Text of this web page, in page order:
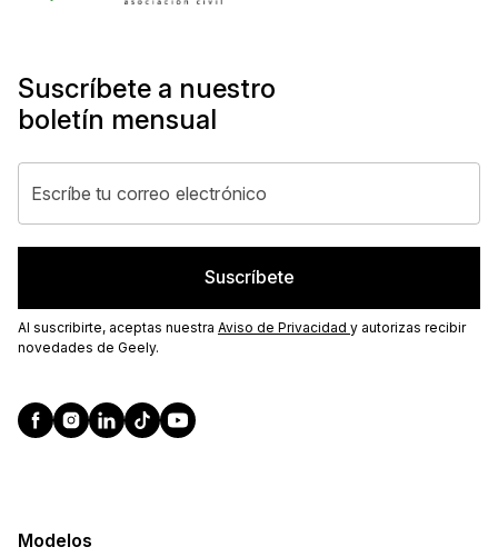
Suscríbete a nuestro
boletín mensual
Suscríbete
Al suscribirte, aceptas nuestra Aviso de Privacidad y autorizas recibir
novedades de Geely.
Modelos